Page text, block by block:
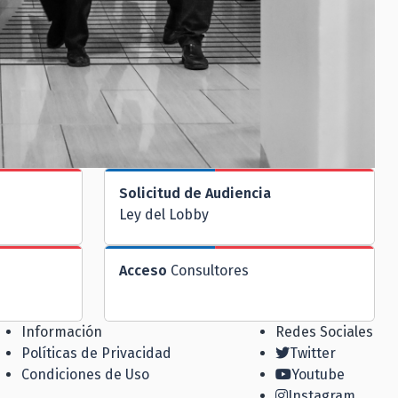
Solicitud de Audiencia
Ley del Lobby
Acceso Consultores
Información
Políticas de Privacidad
Condiciones de Uso
Redes Sociales
Twitter
Youtube